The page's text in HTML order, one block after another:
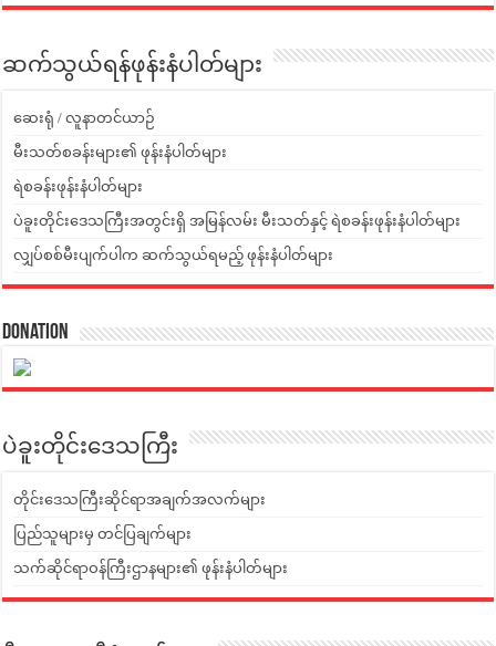
ဆက်သွယ်ရန်ဖုန်းနံပါတ်များ
ဆေးရုံ / လူနာတင်ယာဉ်
မီးသတ်စခန်းများ၏ ဖုန်းနံပါတ်များ
ရဲစခန်းဖုန်းနံပါတ်များ
ပဲခူးတိုင်းဒေသကြီးအတွင်းရှိ အမြန်လမ်း မီးသတ်နှင့် ရဲစခန်းဖုန်းနံပါတ်များ
လျှပ်စစ်မီးပျက်ပါက ဆက်သွယ်ရမည့် ဖုန်းနံပါတ်များ
Donation
ပဲခူးတိုင်းဒေသကြီး
တိုင်းဒေသကြီးဆိုင်ရာအချက်အလက်များ
ပြည်သူများမှ တင်ပြချက်များ
သက်ဆိုင်ရာဝန်ကြီးဌာနများ၏ ဖုန်းနံပါတ်များ